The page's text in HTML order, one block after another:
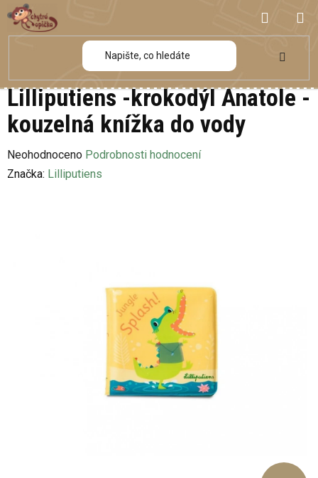
Přejít
na
obsah
KOŠÍK
Lilliputiens -krokodýl Anatole -
kouzelná knížka do vody
Průměrné
hodnocení
Neohodnoceno Podrobnosti hodnocení
Značka: Lilliputiens